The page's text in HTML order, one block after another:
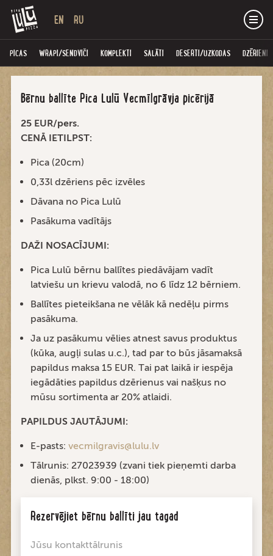
EN RU
PICAS WRAPI/SENDVIČI KOMPLEKTI SALĀTI DESERTI/UZKODAS DZĒRIENI
Bērnu ballīte Pica Lulū Vecmīlgrāvja picērijā
25 EUR/pers.
CENĀ IETILPST:
Pica (20cm)
0,33l dzēriens pēc izvēles
Dāvana no Pica Lulū
Pasākuma vadītājs
DAŽI NOSACĪJUMI:
Pica Lulū bērnu ballītes piedāvājam vadīt
latviešu un krievu valodā, no 6 līdz 12 bērniem.
Ballītes pieteikšana ne vēlāk kā nedēļu pirms
pasākuma.
Ja uz pasākumu vēlies atnest savus produktus
(kūka, augļi sulas u.c.), tad par to būs jāsamaksā
papildus maksa 15 EUR. Tai pat laikā ir iespēja
iegādāties papildus dzērienus vai našķus no
mūsu sortimenta ar 20% atlaidi.
PAPILDUS JAUTĀJUMI:
E-pasts: vecmilgravis@lulu.lv
Tālrunis: 27023939 (zvani tiek pieņemti darba
dienās, plkst. 9:00 - 18:00)
Rezervējiet bērnu ballīti jau tagad
Jūsu kontakttālrunis